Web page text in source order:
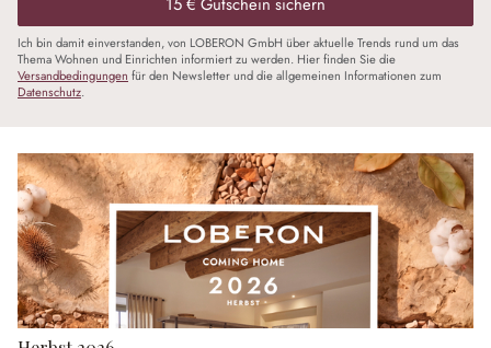
Ich bin damit einverstanden, von LOBERON GmbH über aktuelle Trends rund um das
Thema Wohnen und Einrichten informiert zu werden. Hier finden Sie die
Versandbedingungen für den Newsletter und die allgemeinen Informationen zum
Datenschutz.